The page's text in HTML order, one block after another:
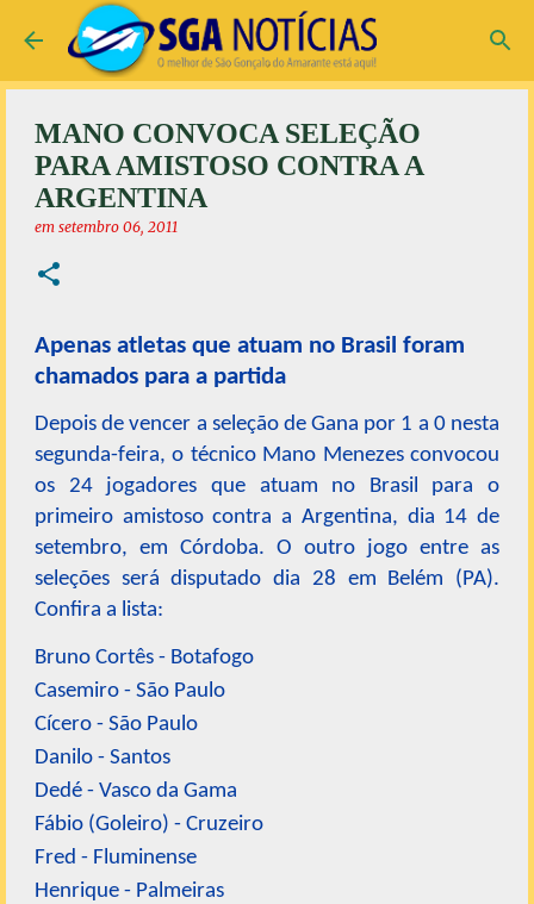
Pular para o conteúdo principal
MANO CONVOCA SELEÇÃO
PARA AMISTOSO CONTRA A
ARGENTINA
em setembro 06, 2011
Apenas atletas que atuam no Brasil foram
chamados para a partida
Depois de vencer a seleção de Gana por 1 a 0 nesta
segunda-feira, o técnico Mano Menezes convocou
os 24 jogadores que atuam no Brasil para o
primeiro amistoso contra a Argentina, dia 14 de
setembro, em Córdoba. O outro jogo entre as
seleções será disputado dia 28 em Belém (PA).
Confira a lista:
Bruno Cortês - Botafogo
Casemiro - São Paulo
Cícero - São Paulo
Danilo - Santos
Dedé - Vasco da Gama
Fábio (Goleiro) - Cruzeiro
Fred - Fluminense
Henrique - Palmeiras